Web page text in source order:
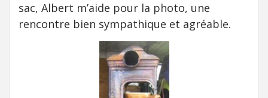
sac, Albert m’aide pour la photo, une
rencontre bien sympathique et agréable.